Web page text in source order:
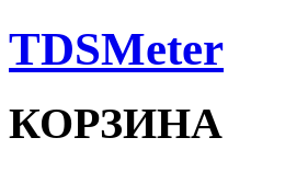
TDSMeter
КОРЗИНА